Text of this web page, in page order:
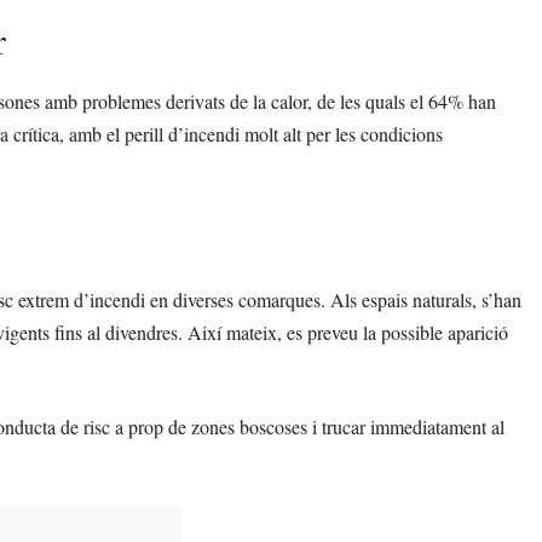
amb problemes derivats de la calor, de les quals el 64% han
crítica, amb el perill d’incendi molt alt per les condicions
extrem d’incendi en diverses comarques. Als espais naturals, s’han
fins al divendres. Així mateix, es preveu la possible aparició
de risc a prop de zones boscoses i trucar immediatament al